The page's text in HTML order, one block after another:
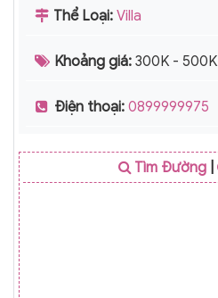
Thể Loại: Villa
Khoảng giá: 300K - 500K
Điện thoại: 0899999975
Tìm Đường